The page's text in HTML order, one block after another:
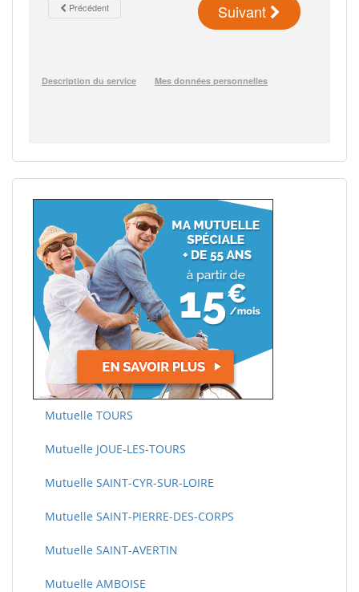
Mutuelle TOURS
Mutuelle JOUE-LES-TOURS
Mutuelle SAINT-CYR-SUR-LOIRE
Mutuelle SAINT-PIERRE-DES-CORPS
Mutuelle SAINT-AVERTIN
Mutuelle AMBOISE